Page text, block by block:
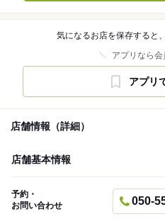
気になるお店を保存すると
アプリなら会
アプリ
店舗情報（詳細）
店舗基本情報
予約・
お問い合わせ
050-